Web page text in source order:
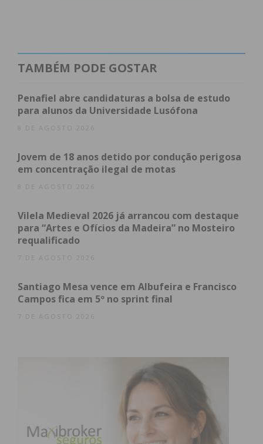
Subscreva a newsletter do
Assine nossa newsletter por e-mail e
obtenha de forma regular a informação
TAMBÉM PODE GOSTAR
Penafiel abre candidaturas a bolsa de estudo
para alunos da Universidade Lusófona
8 DE AGOSTO 2026
Jovem de 18 anos detido por condução perigosa
em concentração ilegal de motas
8 DE AGOSTO 2026
Vilela Medieval 2026 já arrancou com destaque
para “Artes e Ofícios da Madeira” no Mosteiro
requalificado
7 DE AGOSTO 2026
Santiago Mesa vence em Albufeira e Francisco
Campos fica em 5º no sprint final
7 DE AGOSTO 2026